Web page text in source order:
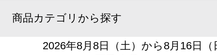
商品カテゴリから探す
2026年8月8日（土）から8月16日